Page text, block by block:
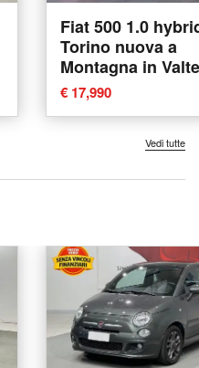
Fiat 500 1.0
Torino nuova a
Montagna in
€ 17,990
Vedi tutte